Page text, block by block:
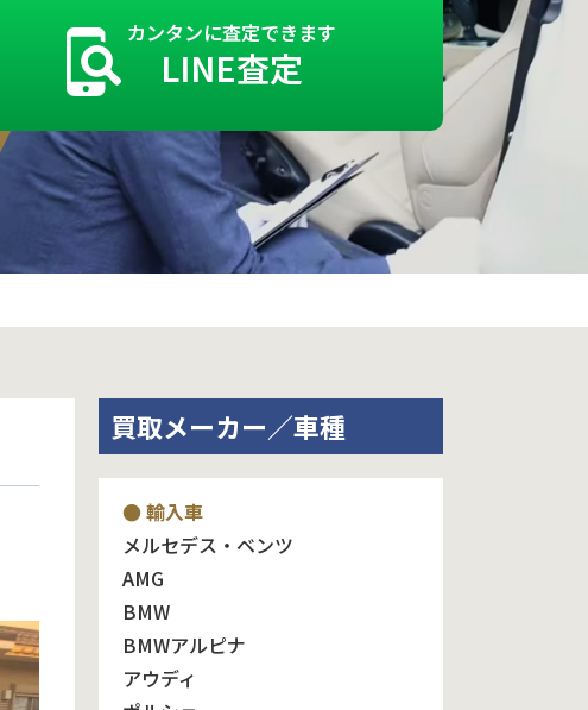
カンタンに査定できます
LINE査定
買取メーカー／車種
● 輸入車
メルセデス・ベンツ
AMG
BMW
BMWアルピナ
アウディ